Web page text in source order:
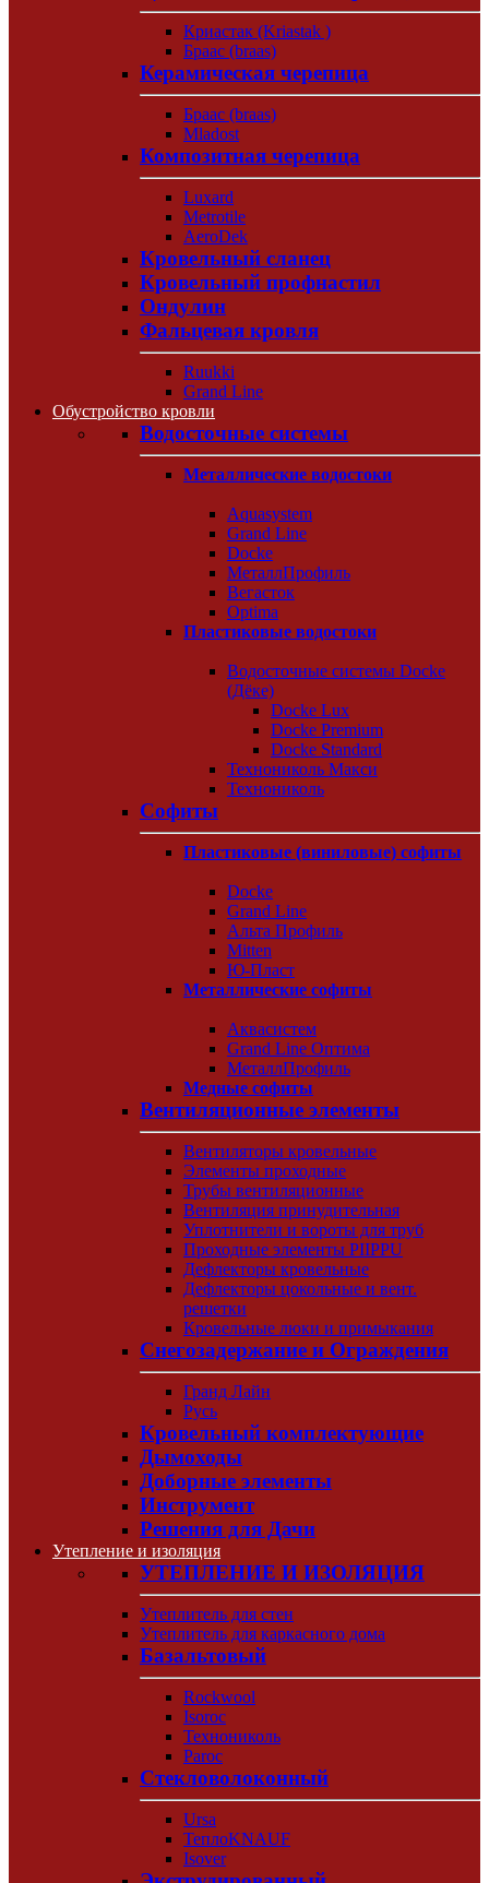
Криастак (Kriastak )
Браас (braas)
Керамическая черепица
Браас (braas)
Mladost
Композитная черепица
Luxard
Metrotile
AeroDek
Кровельный сланец
Кровельный профнастил
Ондулин
Фальцевая кровля
Ruukki
Grand Line
Обустройство кровли
Водосточные системы
Металлические водостоки
Aquasystem
Grand Line
Docke
МеталлПрофиль
Вегасток
Optima
Пластиковые водостоки
Водосточные системы Docke
(Дёке)
Docke Lux
Docke Premium
Docke Standard
Технониколь Макси
Технониколь
Софиты
Пластиковые (виниловые) софиты
Docke
Grand Line
Альта Профиль
Mitten
Ю-Пласт
Металлические софиты
Аквасистем
Grand Line Оптима
МеталлПрофиль
Медные софиты
Вентиляционные элементы
Вентиляторы кровельные
Элементы проходные
Трубы вентиляционные
Вентиляция принудительная
Уплотнители и вороты для труб
Проходные элементы PIIPPU
Дефлекторы кровельные
Дефлекторы цокольные и вент.
решетки
Кровельные люки и примыкания
Снегозадержание и Ограждения
Гранд Лайн
Русь
Кровельный комплектующие
Дымоходы
Доборные элементы
Инструмент
Решения для Дачи
Утепление и изоляция
УТЕПЛЕНИЕ И ИЗОЛЯЦИЯ
Утеплитель для стен
Утеплитель для каркасного дома
Базальтовый
Rockwool
Isoroc
Технониколь
Paroc
Стекловолоконный
Ursa
ТеплоKNAUF
Isover